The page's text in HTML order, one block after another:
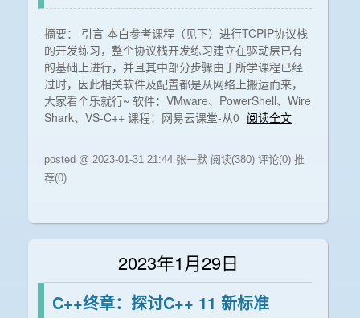
摘要： 引言 本白参考课程（见下）进行TCPIP协议栈
的开发练习，整个协议栈开发练习建立在驱动层已有
的基础上进行，并且其中部分步骤由于所学课程已经
过时，因此相关软件及配置都是从网络上搬运而来，
大家看个乐就行~ 软件：VMware、PowerShell、Wire
Shark、VS-C++ 课程：网易云课堂-从0 阅读全文
posted @ 2023-01-31 21:44 张一默 阅读(380) 评论(0) 推
荐(0)
2023年1月29日
C++终章：探讨C++ 11 新标准